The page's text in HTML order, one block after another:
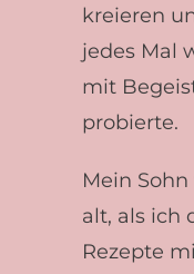
kreieren
jedes Mal
mit
probierte.
Mein
alt, als ich
Rezepte